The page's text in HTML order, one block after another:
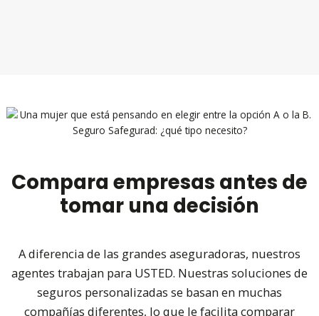
Compara empresas antes de
tomar una decisión
A diferencia de las grandes aseguradoras, nuestros
agentes trabajan para USTED. Nuestras soluciones de
seguros personalizadas se basan en muchas
compañías diferentes, lo que le facilita comparar